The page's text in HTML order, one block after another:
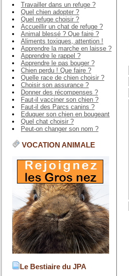
Travailler dans un refuge ?
Quel chien adopter ?
Quel refuge choisir ?
Accueillir un chat de refuge ?
Animal blessé ? Que faire ?
Aliments toxiques, attention !
Apprendre la marche en laisse ?
Apprendre le rappel ?
Apprendre le pas bouger ?
Chien perdu ! Que faire ?
Quelle race de chien choisir ?
Choisir son assurance ?
Donner des récompenses ?
Faut-il vacciner son chien ?
Faut-il des Parcs canins ?
Eduquer son chien en bougeant
Quel chat choisir ?
Peut-on changer son nom ?
VOCATION ANIMALE
Le Bestiaire du JPA